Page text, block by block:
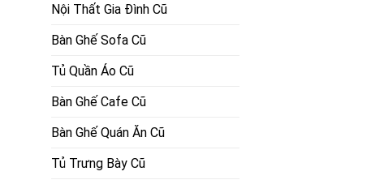
Nội Thất Gia Đình Cũ
Bàn Ghế Sofa Cũ
Tủ Quần Áo Cũ
Bàn Ghế Cafe Cũ
Bàn Ghế Quán Ăn Cũ
Tủ Trưng Bày Cũ